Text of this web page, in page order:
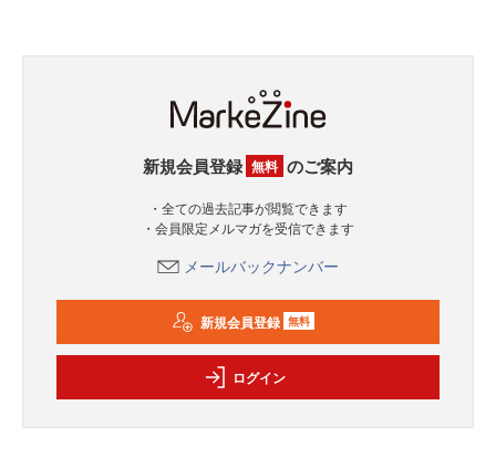
新規会員登録 無料 のご案内
・全ての過去記事が閲覧できます
・会員限定メルマガを受信できます
メールバックナンバー
新規会員登録 無料
ログイン